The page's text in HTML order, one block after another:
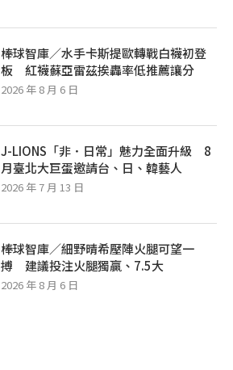
棒球智庫／水手卡斯提歐轉戰白襪初登
板 紅襪蘇亞雷茲挨轟率低推薦讓分
2026 年 8 月 6 日
J-LIONS「非．日常」魅力全面升級 8
月臺北大巨蛋邀請台、日、韓藝人
2026 年 7 月 13 日
棒球智庫／細野晴希壓陣火腿可望一
搏 建議投注火腿獨贏、7.5大
2026 年 8 月 6 日